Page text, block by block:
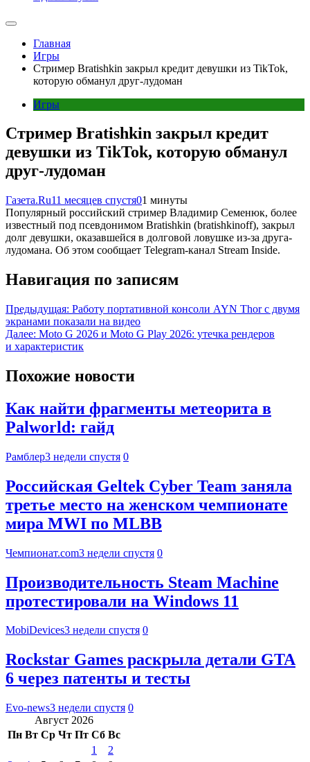
Главная
Игры
Стример Bratishkin закрыл кредит девушки из TikTok,
которую обманул друг-лудоман
Игры
Стример Bratishkin закрыл кредит
девушки из TikTok, которую обманул
друг-лудоман
Газета.Ru11 месяцев спустя01 минуты
Популярный российский стример Владимир Семенюк, более
известный под псевдонимом Bratishkin (bratishkinoff), закрыл
долг девушки, оказавшейся в долговой ловушке из-за друга-
лудомана. Об этом сообщает Telegram-канал Stream Inside.
Навигация по записям
Предыдущая: Работу портативной консоли AYN Thor с двумя
экранами показали на видео
Далее: Moto G 2026 и Moto G Play 2026: утечка рендеров
и характеристик
Похожие новости
Как найти фрагменты метеорита в
Palworld: гайд
Рамблер3 недели спустя 0
Российская Geltek Cyber Team заняла
третье место на женском чемпионате
мира MWI по MLBB
Чемпионат.com3 недели спустя 0
Производительность Steam Machine
протестировали на Windows 11
MobiDevices3 недели спустя 0
Rockstar Games раскрыла детали GTA
6 через патенты и тесты
Evo-news3 недели спустя 0
Август 2026
Пн Вт Ср Чт Пт Сб Вс
1
2